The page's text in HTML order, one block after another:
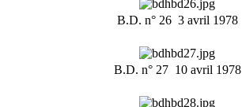
B.D. n° 26  3 avril 1978
B.D. n° 27  10 avril 1978